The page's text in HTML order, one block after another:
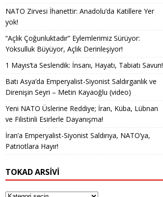
NATO Zirvesi İhanettir: Anadolu’da Katillere Yer
yok!
“Açlık Çoğunluktadır” Eylemlerimiz Sürüyor:
Yoksulluk Büyüyor, Açlık Derinleşiyor!
1 Mayıs’ta Seslendik: İnsanı, Hayatı, Tabiatı Savun!
Batı Asya’da Emperyalist-Siyonist Saldırganlık ve
Direnişin Seyri – Metin Kayaoğlu (video)
Yeni NATO Üslerine Reddiye; İran, Küba, Lübnan
ve Filistinli Esirlerle Dayanışma!
İran’a Emperyalist-Siyonist Saldırıya, NATO’ya,
Patriotlara Hayır!
TOKAD ARSIVI